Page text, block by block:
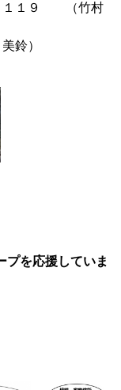
１１９ （竹村
鈴）
プを応援していま